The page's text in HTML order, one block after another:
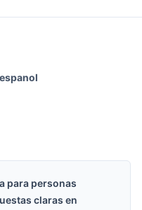
para personas
claras en